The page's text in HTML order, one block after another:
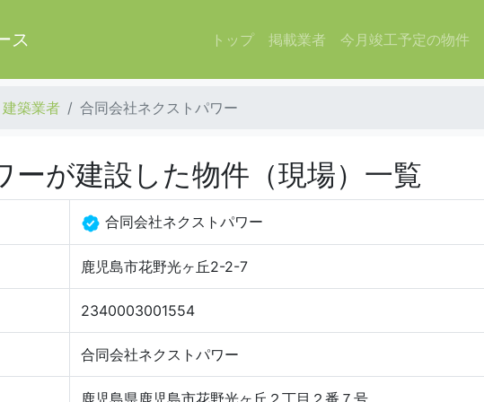
ス トップ 掲載業者 今月竣工予定の物件
建築業者 合同会社ネクストパワー
ーが建設した物件（現場）一覧
合同会社ネクストパワー
鹿児島市花野光ヶ丘2-2-7
2340003001554
合同会社ネクストパワー
鹿児島県鹿児島市花野光ヶ丘２丁目２番７号